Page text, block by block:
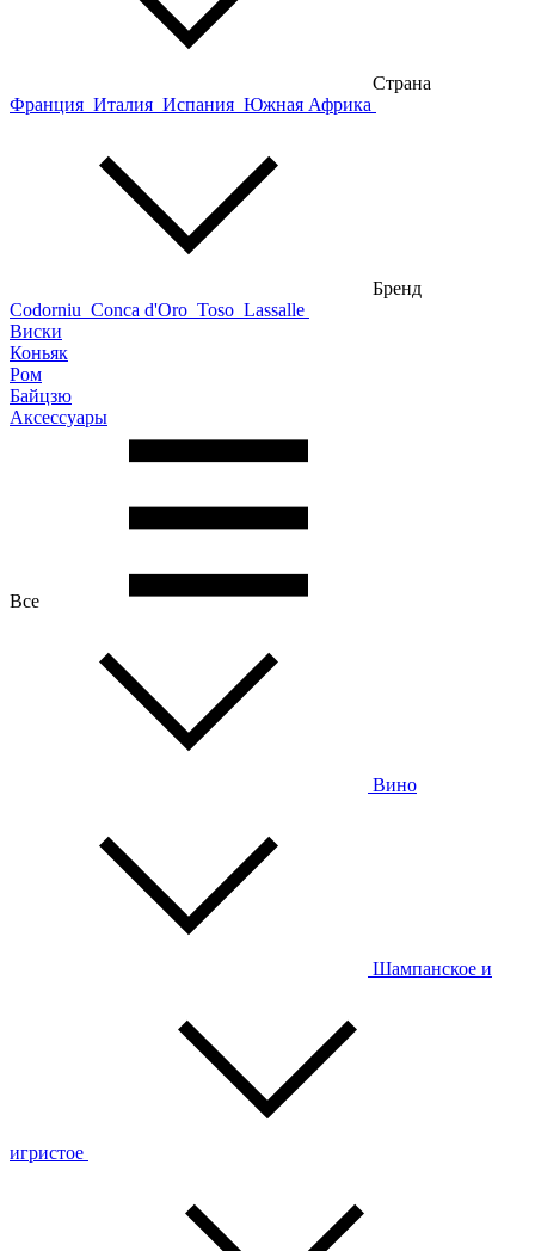
Страна
Франция Италия Испания Южная Африка
Бренд
Codorniu Conca d'Oro Toso Lassalle
Виски
Коньяк
Ром
Байцзю
Аксессуары
Все
Вино
Шампанское и
игристое